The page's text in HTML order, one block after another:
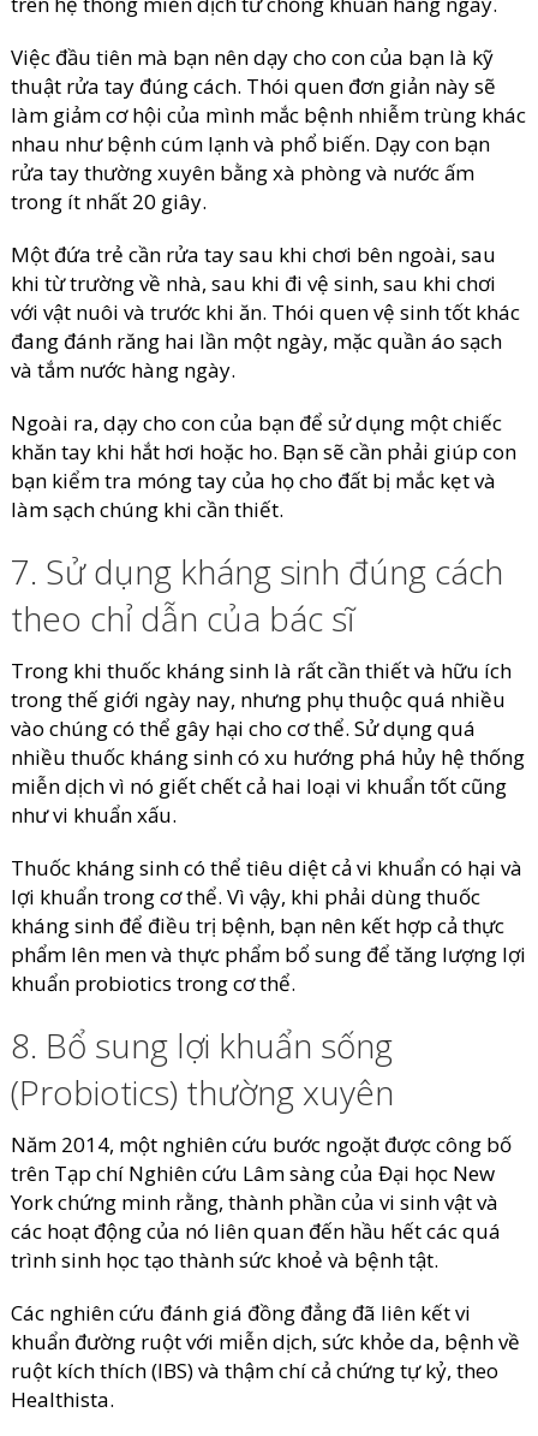
Việc đầu tiên mà bạn nên dạy cho con của bạn là kỹ
thuật rửa tay đúng cách. Thói quen đơn giản này sẽ
làm giảm cơ hội của mình mắc bệnh nhiễm trùng khác
nhau như bệnh cúm lạnh và phổ biến. Dạy con bạn
rửa tay thường xuyên bằng xà phòng và nước ấm
trong ít nhất 20 giây.
Một đứa trẻ cần rửa tay sau khi chơi bên ngoài, sau
khi từ trường về nhà, sau khi đi vệ sinh, sau khi chơi
với vật nuôi và trước khi ăn. Thói quen vệ sinh tốt khác
đang đánh răng hai lần một ngày, mặc quần áo sạch
và tắm nước hàng ngày.
Ngoài ra, dạy cho con của bạn để sử dụng một chiếc
khăn tay khi hắt hơi hoặc ho. Bạn sẽ cần phải giúp con
bạn kiểm tra móng tay của họ cho đất bị mắc kẹt và
làm sạch chúng khi cần thiết.
7. Sử dụng kháng sinh đúng cách
theo chỉ dẫn của bác sĩ
Trong khi thuốc kháng sinh là rất cần thiết và hữu ích
trong thế giới ngày nay, nhưng phụ thuộc quá nhiều
vào chúng có thể gây hại cho cơ thể. Sử dụng quá
nhiều thuốc kháng sinh có xu hướng phá hủy hệ thống
miễn dịch vì nó giết chết cả hai loại vi khuẩn tốt cũng
như vi khuẩn xấu.
Thuốc kháng sinh có thể tiêu diệt cả vi khuẩn có hại và
lợi khuẩn trong cơ thể. Vì vậy, khi phải dùng thuốc
kháng sinh để điều trị bệnh, bạn nên kết hợp cả thực
phẩm lên men và thực phẩm bổ sung để tăng lượng lợi
khuẩn probiotics trong cơ thể.
8. Bổ sung lợi khuẩn sống
(Probiotics) thường xuyên
Năm 2014, một nghiên cứu bước ngoặt được công bố
trên Tạp chí Nghiên cứu Lâm sàng của Đại học New
York chứng minh rằng, thành phần của vi sinh vật và
các hoạt động của nó liên quan đến hầu hết các quá
trình sinh học tạo thành sức khoẻ và bệnh tật.
Các nghiên cứu đánh giá đồng đẳng đã liên kết vi
khuẩn đường ruột với miễn dịch, sức khỏe da, bệnh về
ruột kích thích (IBS) và thậm chí cả chứng tự kỷ, theo
Healthista.